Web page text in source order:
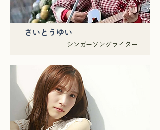
さいとうゆい
シンガーソングライター